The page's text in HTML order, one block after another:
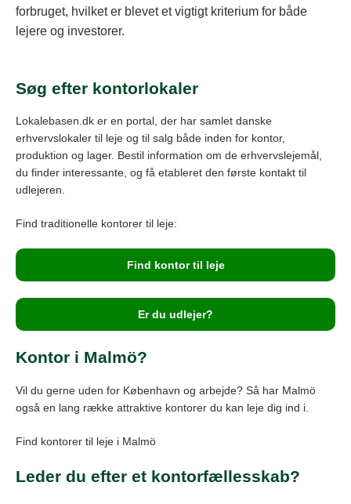
forbruget, hvilket er blevet et vigtigt kriterium for både
lejere og investorer.
Søg efter kontorlokaler
Lokalebasen.dk er en portal, der har samlet danske
erhvervslokaler til leje og til salg både inden for kontor,
produktion og lager. Bestil information om de erhvervslejemål,
du finder interessante, og få etableret den første kontakt til
udlejeren.
Find traditionelle kontorer til leje:
Find kontor til leje
Er du udlejer?
Kontor i Malmö?
Vil du gerne uden for København og arbejde? Så har Malmö
også en lang række attraktive kontorer du kan leje dig ind i.
Find kontorer til leje i Malmö
Leder du efter et kontorfællesskab?